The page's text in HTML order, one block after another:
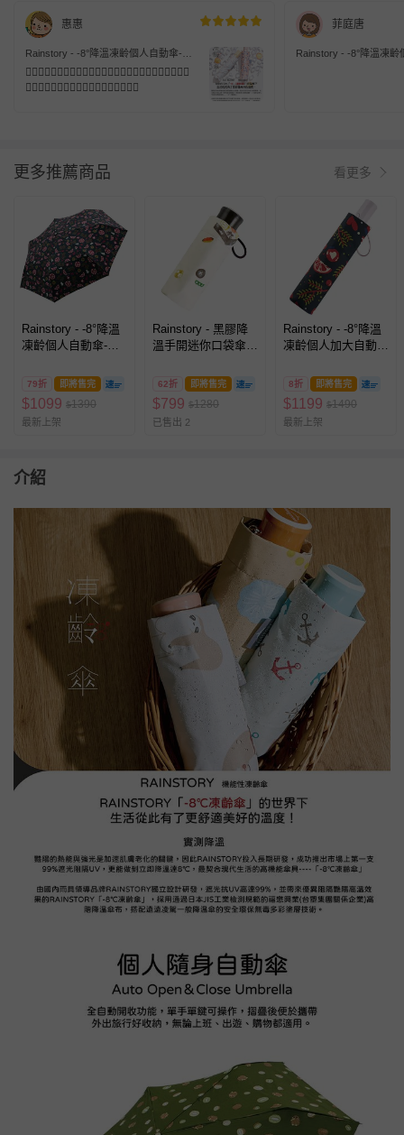
惠惠
Rainstory - -8°降溫凍齡個人自動傘-春
漾飛舞-自動開收傘
👍🏻👍🏻👍🏻👍🏻👍🏻👍🏻👍🏻👍🏻👍🏻👍🏻👍🏻👍🏻👍🏻
👍🏻👍🏻👍🏻👍🏻👍🏻👍🏻👍🏻👍🏻👍🏻
菲庭唐
Rainstory - -8°降溫凍齡
更多推薦商品 看更多
Rainstory - -8°降溫
凍齡個人自動傘-甜
79折 即將售完
$1099 $1390
最新上架
Rainstory - 黑膠降
溫手開迷你口袋傘-
62折 即將售完
$799 $1280
已售出 2
Rainstory - -8°降溫
凍齡個人加大自動
8折 即將售完
$1199 $1490
最新上架
介紹